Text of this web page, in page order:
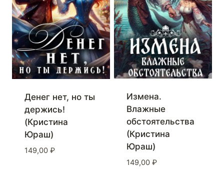
Денег нет, но ты
держись!
(Кристина
Юраш)
149,00 ₽
Измена.
Влажные
обстоятельства
(Кристина
Юраш)
149,00 ₽